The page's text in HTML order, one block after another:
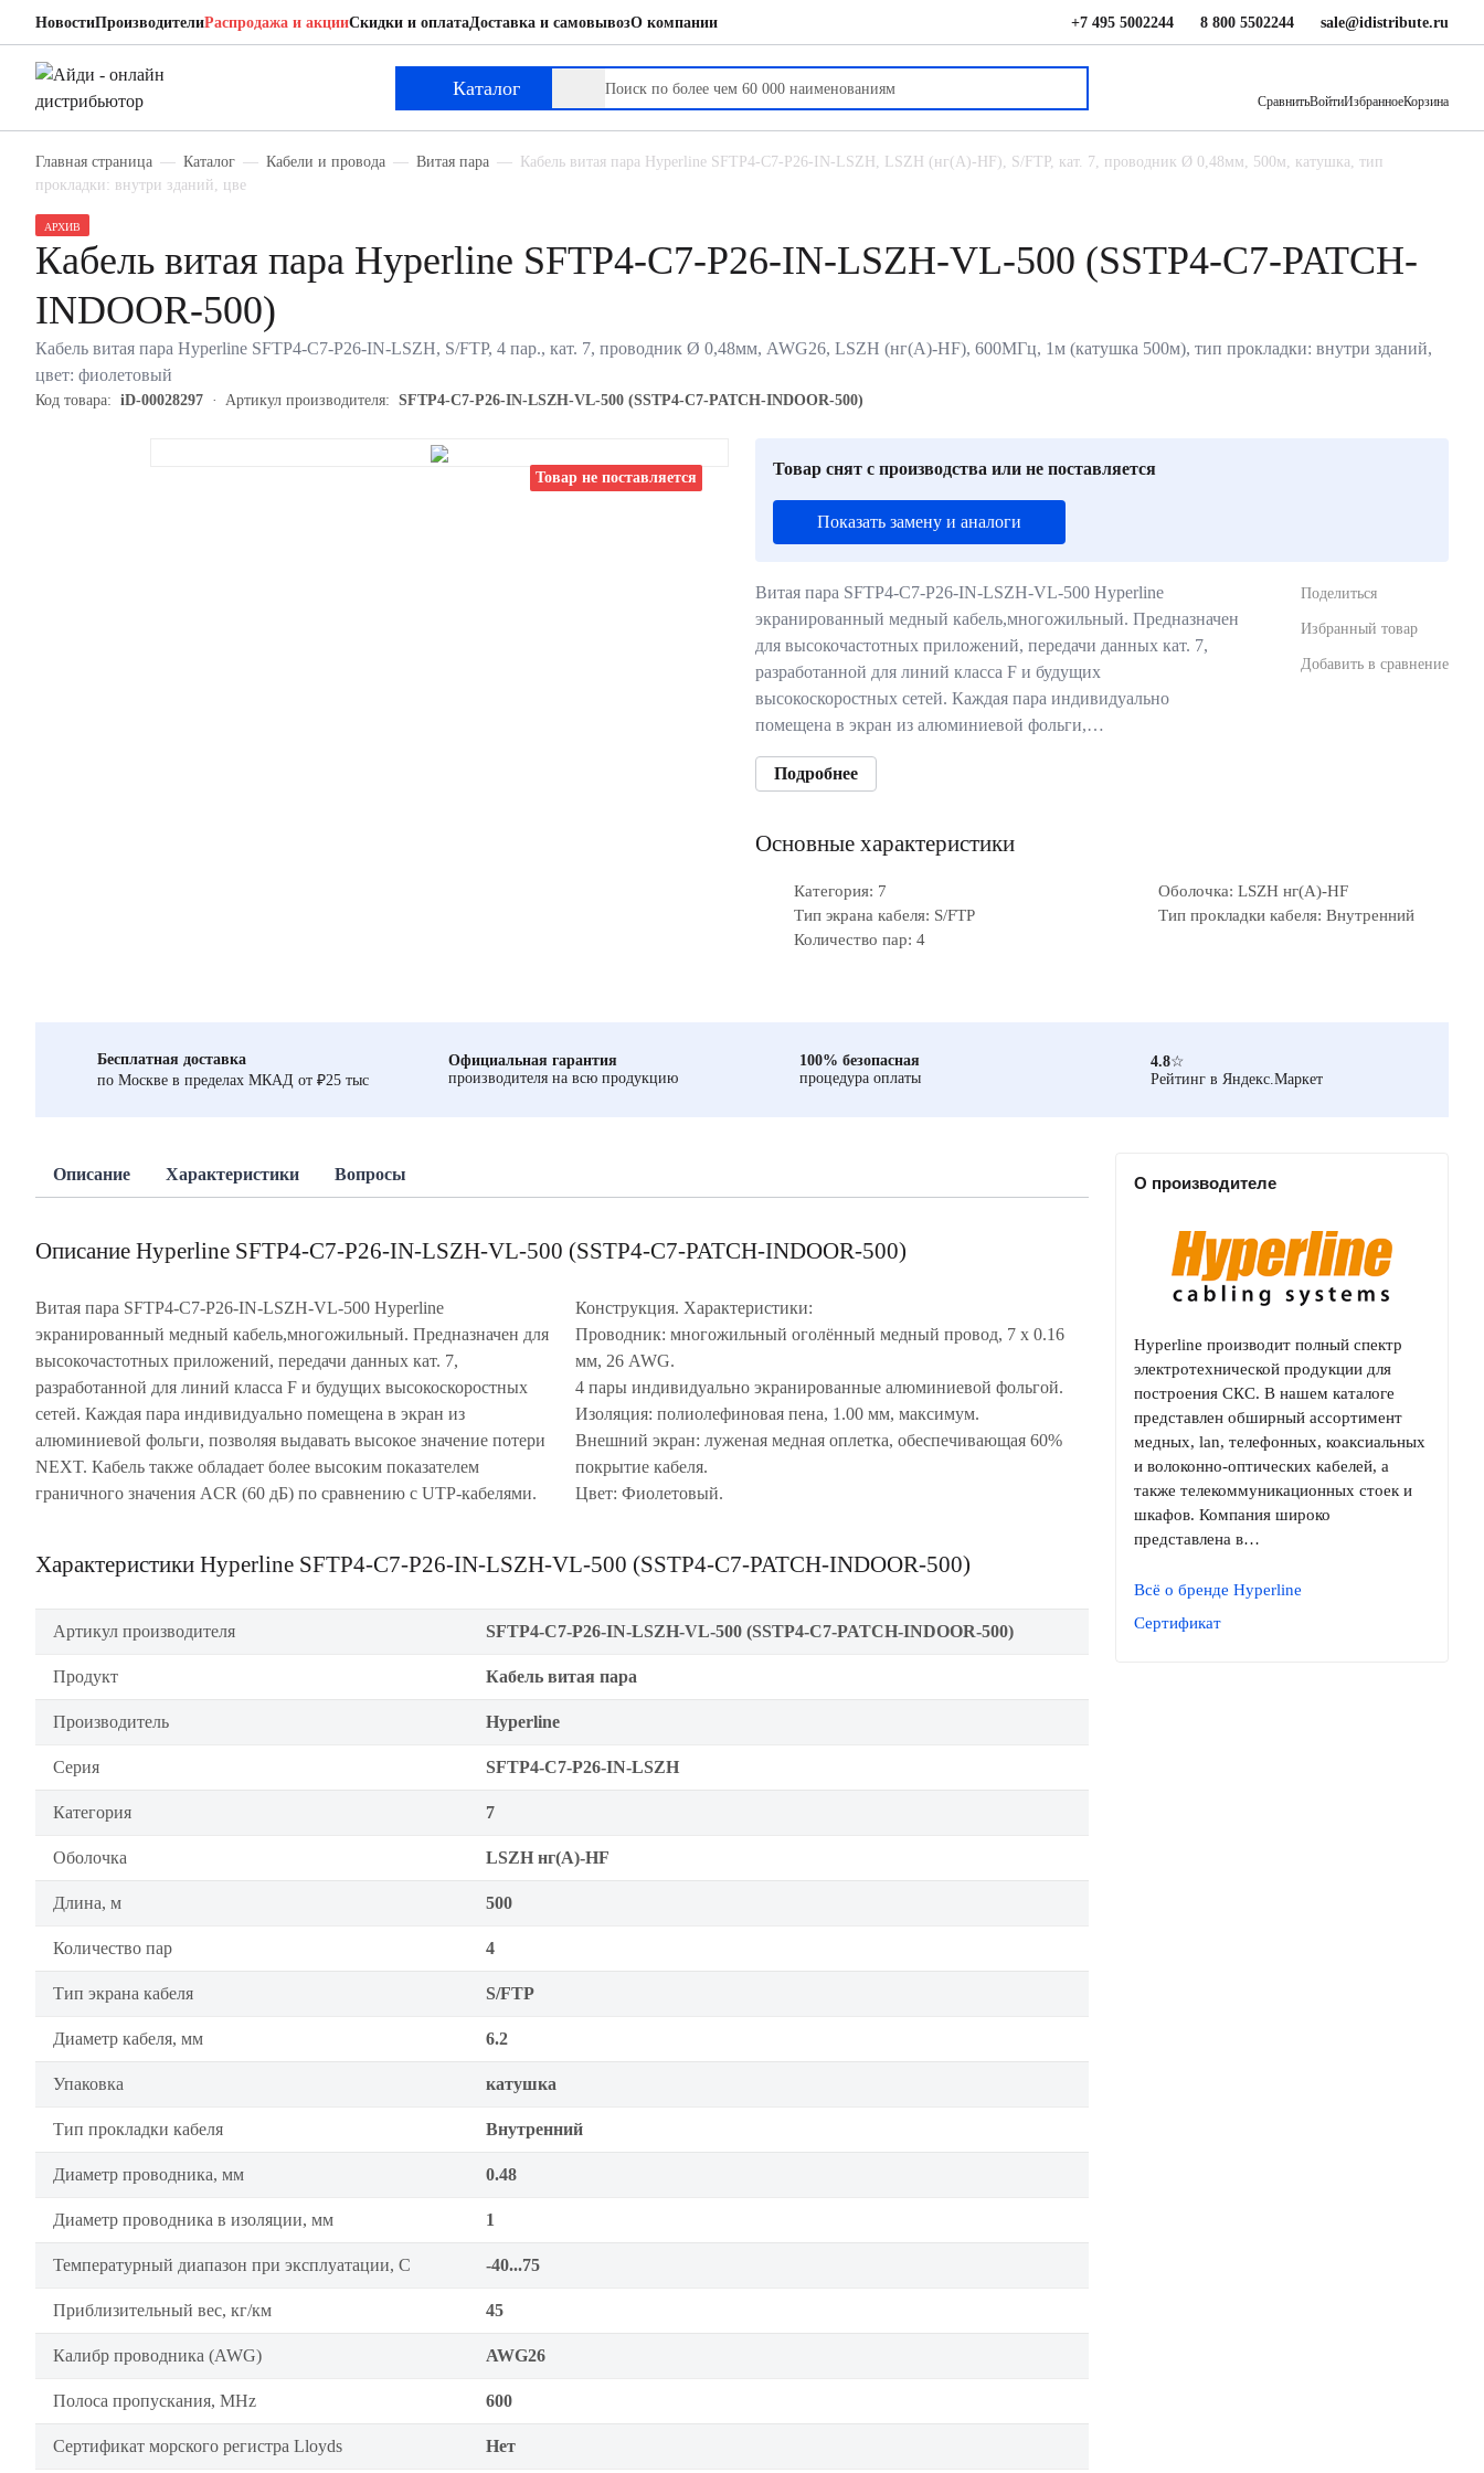
НовостиПроизводителиРаспродажа и акцииСкидки и оплатаДоставка и самовывозО компании +7 495 5002244 8 800 5502244 sale@idistribute.ru
Каталог
СравнитьВойтиИзбранноеКорзина
Главная страница Каталог Кабели и провода Витая пара
Кабель витая пара Hyperline SFTP4-C7-P26-IN-LSZH, LSZH (нг(A)-HF), S/FTP, кат. 7, проводник Ø 0,48мм, 500м, катушка, тип
прокладки: внутри зданий, цве
Товар не поставляется
АРХИВ
Кабель витая пара Hyperline SFTP4-C7-P26-IN-LSZH-VL-500 (SSTP4-C7-PATCH-
INDOOR-500)
Кабель витая пара Hyperline SFTP4-C7-P26-IN-LSZH, S/FTP, 4 пар., кат. 7, проводник Ø 0,48мм, AWG26, LSZH (нг(A)-HF), 600МГц, 1м (катушка 500м), тип прокладки: внутри зданий,
цвет: фиолетовый
Код товара: iD-00028297 Артикул производителя: SFTP4-C7-P26-IN-LSZH-VL-500 (SSTP4-C7-PATCH-INDOOR-500)
Товар снят с производства или не поставляется
Показать замену и аналоги
Витая пара SFTP4-C7-P26-IN-LSZH-VL-500 Hyperline
экранированный медный кабель,многожильный. Предназначен
для высокочастотных приложений, передачи данных кат. 7,
разработанной для линий класса F и будущих
высокоскоростных сетей. Каждая пара индивидуально
помещена в экран из алюминиевой фольги,…
Подробнее
Поделиться
Избранный товар
Добавить в сравнение
Основные характеристики
Категория: 7
Оболочка: LSZH нг(A)-HF
Тип экрана кабеля: S/FTP
Тип прокладки кабеля: Внутренний
Количество пар: 4
Бесплатная доставка
по Москве в пределах МКАД от ₽25 тыс
Официальная гарантия
производителя на всю продукцию
100% безопасная
процедура оплаты
4.8☆
Рейтинг в Яндекс.Маркет
Описание Характеристики Вопросы
Описание Hyperline SFTP4-C7-P26-IN-LSZH-VL-500 (SSTP4-C7-PATCH-INDOOR-500)
Витая пара SFTP4-C7-P26-IN-LSZH-VL-500 Hyperline
экранированный медный кабель,многожильный. Предназначен для
высокочастотных приложений, передачи данных кат. 7,
разработанной для линий класса F и будущих высокоскоростных
сетей. Каждая пара индивидуально помещена в экран из
алюминиевой фольги, позволяя выдавать высокое значение потери
NEXT. Кабель также обладает более высоким показателем
граничного значения ACR (60 дБ) по сравнению с UTP-кабелями.
Конструкция. Характеристики:
Проводник: многожильный оголённый медный провод, 7 x 0.16
мм, 26 AWG.
4 пары индивидуально экранированные алюминиевой фольгой.
Изоляция: полиолефиновая пена, 1.00 мм, максимум.
Внешний экран: луженая медная оплетка, обеспечивающая 60%
покрытие кабеля.
Цвет: Фиолетовый.
Характеристики Hyperline SFTP4-C7-P26-IN-LSZH-VL-500 (SSTP4-C7-PATCH-INDOOR-500)
Артикул производителя SFTP4-C7-P26-IN-LSZH-VL-500 (SSTP4-C7-PATCH-INDOOR-500)
Продукт Кабель витая пара
Производитель Hyperline
Серия SFTP4-C7-P26-IN-LSZH
Категория 7
Оболочка LSZH нг(A)-HF
Длина, м 500
Количество пар 4
Тип экрана кабеля S/FTP
Диаметр кабеля, мм 6.2
Упаковка катушка
Тип прокладки кабеля Внутренний
Диаметр проводника, мм 0.48
Диаметр проводника в изоляции, мм 1
Температурный диапазон при эксплуатации, C -40...75
Приблизительный вес, кг/км 45
Калибр проводника (AWG) AWG26
Полоса пропускания, MHz 600
Сертификат морского регистра Lloyds Нет
О производителе
Hyperline производит полный спектр
электротехнической продукции для
построения СКС. В нашем каталоге
представлен обширный ассортимент
медных, lan, телефонных, коаксиальных
и волоконно-оптических кабелей, а
также телекоммуникационных стоек и
шкафов. Компания широко
представлена в…
Всё о бренде Hyperline
Сертификат
Hyperline SFTP4-C7-P26-IN-LSZH-VL-500 (SSTP4-C7-PATCH-INDOOR-500)
Кабель витая пара